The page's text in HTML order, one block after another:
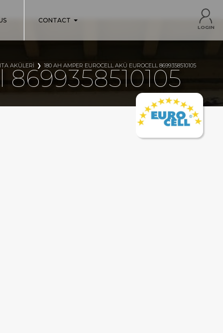
LOGIN
CONTACT
180 AH AMPER EUROCELL AKÜ EUROCELL 8699358510105
AKÜLERI